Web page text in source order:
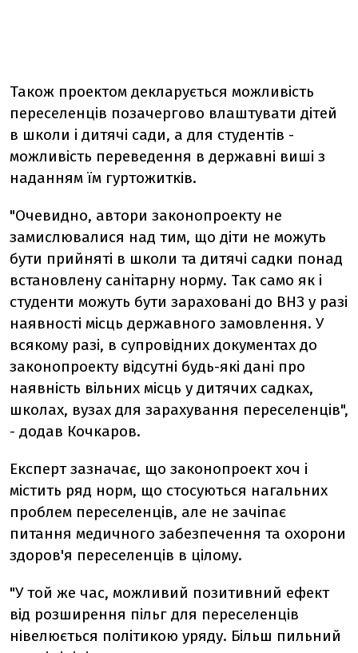
Також проектом декларується можливість
переселенців позачергово влаштувати дітей
в школи і дитячі сади, а для студентів -
можливість переведення в державні виші з
наданням їм гуртожитків.
"Очевидно, автори законопроекту не
замислювалися над тим, що діти не можуть
бути прийняті в школи та дитячі садки понад
встановлену санітарну норму. Так само як і
студенти можуть бути зараховані до ВНЗ у разі
наявності місць державного замовлення. У
всякому разі, в супровідних документах до
законопроекту відсутні будь-які дані про
наявність вільних місць у дитячих садках,
школах, вузах для зарахування переселенців",
- додав Кочкаров.
Експерт зазначає, що законопроект хоч і
містить ряд норм, що стосуються нагальних
проблем переселенців, але не зачіпає
питання медичного забезпечення та охорони
здоров'я переселенців в цілому.
"У той же час, можливий позитивний ефект
від розширення пільг для переселенців
нівелюється політикою уряду. Більш пильний